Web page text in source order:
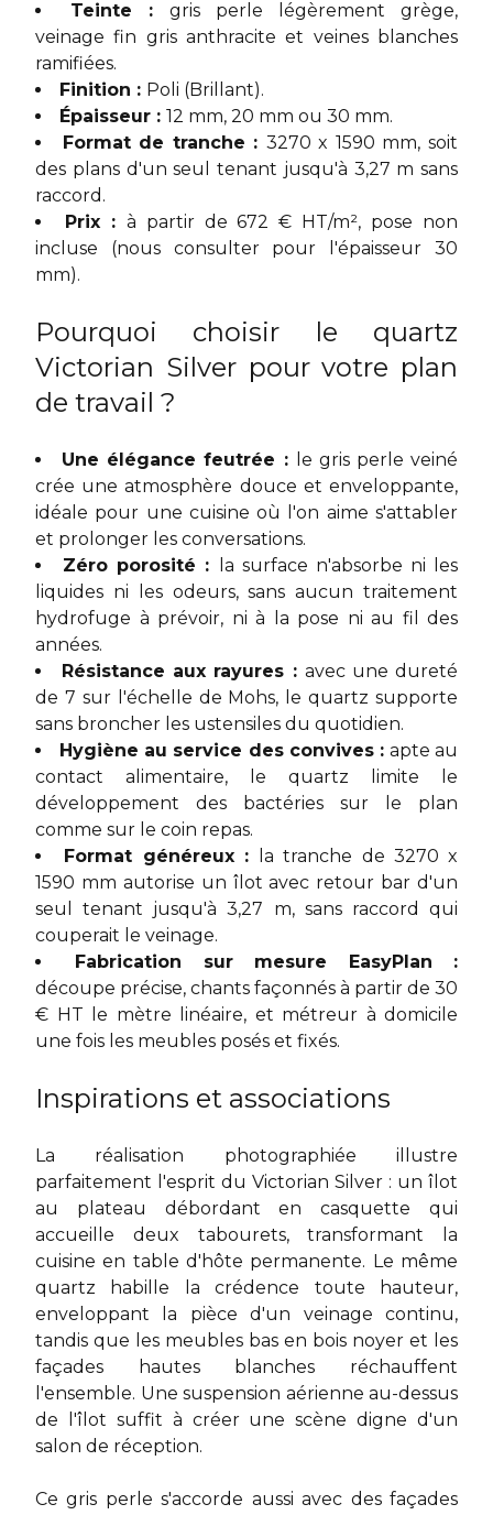
Teinte : gris perle légèrement grège,
veinage fin gris anthracite et veines blanches
ramifiées.
Finition : Poli (Brillant).
Épaisseur : 12 mm, 20 mm ou 30 mm.
Format de tranche : 3270 x 1590 mm, soit
des plans d'un seul tenant jusqu'à 3,27 m sans
raccord.
Prix : à partir de 672 € HT/m², pose non
incluse (nous consulter pour l'épaisseur 30
mm).
Pourquoi choisir le quartz
Victorian Silver pour votre plan
de travail ?
Une élégance feutrée :
le gris perle veiné
crée une atmosphère douce et enveloppante,
idéale pour une cuisine où l'on aime s'attabler
et prolonger les conversations.
Zéro porosité :
la surface n'absorbe ni les
liquides ni les odeurs, sans aucun traitement
hydrofuge à prévoir, ni à la pose ni au fil des
années.
Résistance aux rayures : avec une dureté
de 7 sur l'échelle de Mohs, le quartz supporte
sans broncher les ustensiles du quotidien.
Hygiène au service des convives : apte au
contact alimentaire, le quartz limite le
développement des bactéries sur le plan
comme sur le coin repas.
Format généreux :
la tranche de 3270 x
1590 mm autorise un îlot avec retour bar d'un
seul tenant jusqu'à 3,27 m, sans raccord qui
couperait le veinage.
Fabrication sur mesure EasyPlan :
découpe précise, chants façonnés à partir de 30
€ HT le mètre linéaire, et métreur à domicile
une fois les meubles posés et fixés.
Inspirations et associations
La réalisation photographiée illustre
parfaitement l'esprit du Victorian Silver : un îlot
au plateau débordant en casquette qui
accueille deux tabourets, transformant la
cuisine en table d'hôte permanente. Le même
quartz habille la crédence toute hauteur,
enveloppant la pièce d'un veinage continu,
tandis que les meubles bas en bois noyer et les
façades hautes blanches réchauffent
l'ensemble. Une suspension aérienne au-dessus
de l'îlot suffit à créer une scène digne d'un
salon de réception.
Ce gris perle s'accorde aussi avec des façades